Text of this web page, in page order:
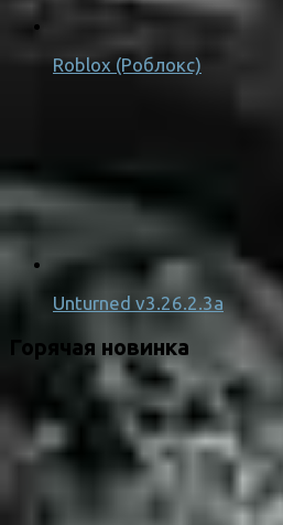
Roblox (Роблокс)
Unturned v3.26.2.3a
Горячая новинка